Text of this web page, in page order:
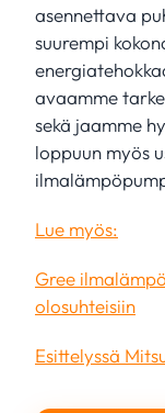
asennettava
suurempi
avaamme
sekä jaamme
loppuun myös
Lue myös:
Gree
olosuhteisiin
Esittelyssä